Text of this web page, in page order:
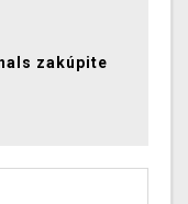
zakúpite